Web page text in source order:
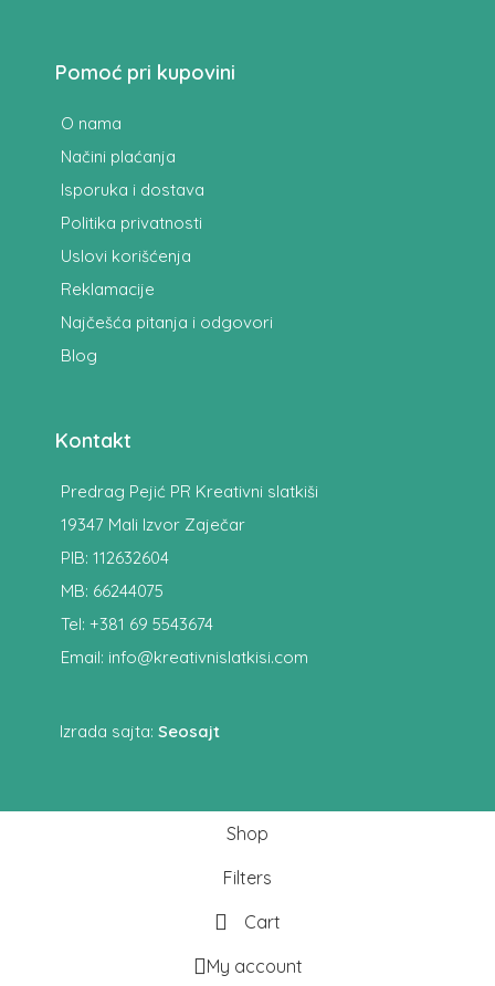
Pomoć pri kupovini
O nama
Načini plaćanja
Isporuka i dostava
Politika privatnosti
Uslovi korišćenja
Reklamacije
Najčešća pitanja i odgovori
Blog
Kontakt
Predrag Pejić PR Kreativni slatkiši
19347 Mali Izvor Zaječar
PIB: 112632604
MB: 66244075
Tel: +381 69 5543674
Email: info@kreativnislatkisi.com
Izrada sajta: Seosajt
Shop
Filters
Cart
My account